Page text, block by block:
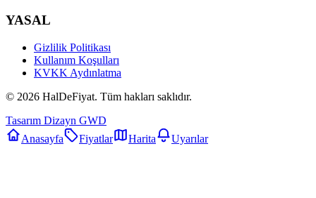
YASAL
Gizlilik Politikası
Kullanım Koşulları
KVKK Aydınlatma
© 2026 HalDeFiyat. Tüm hakları saklıdır.
Tasarım Dizayn GWD
Anasayfa
Fiyatlar Harita Uyarılar